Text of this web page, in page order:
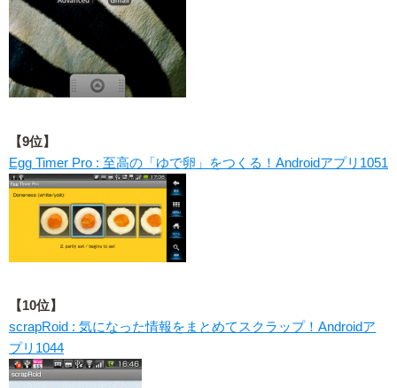
【9位】
Egg Timer Pro : 至高の「ゆで卵」をつくる！Androidアプリ1051
【10位】
scrapRoid : 気になった情報をまとめてスクラップ！Androidア
プリ1044